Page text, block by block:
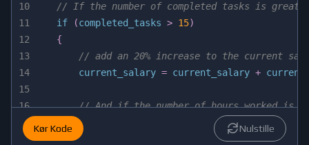
10
11
12
13
14
15
16
17
18
// If the number of completed tasks is
if
(completed_tasks > 15)
{
// add an 20% increase to the current
        current_salary
= current_salary +
// And if the number of hours worked is
if
{
Kør Kode Nulstille